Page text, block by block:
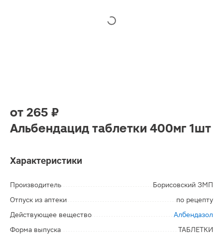
от 265 ₽
Альбендацид таблетки 400мг 1шт
Характеристики
Производитель
Борисовский ЗМП
Отпуск из аптеки
по рецепту
Действующее вещество
Албендазол
Форма выпуска
ТАБЛЕТКИ